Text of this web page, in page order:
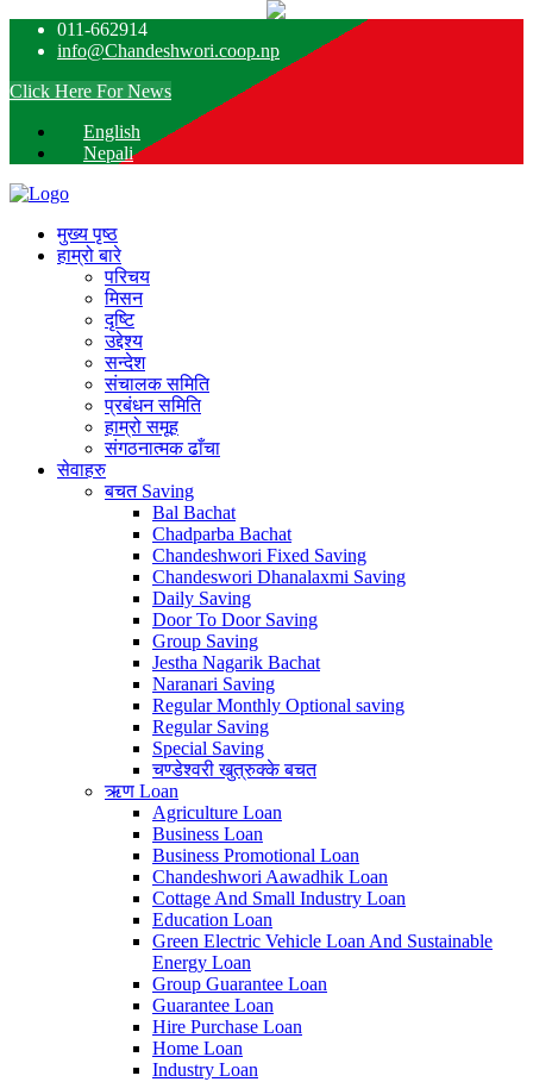
011-662914
info@Chandeshwori.coop.np
Click Here For News
English
Nepali
मुख्य पृष्ठ
हाम्रो बारे
परिचय
मिसन
दृष्टि
उद्देश्य
सन्देश
संचालक समिति
प्रबंधन समिति
हाम्रो समूह
संगठनात्मक ढाँचा
सेवाहरु
बचत Saving
Bal Bachat
Chadparba Bachat
Chandeshwori Fixed Saving
Chandeswori Dhanalaxmi Saving
Daily Saving
Door To Door Saving
Group Saving
Jestha Nagarik Bachat
Naranari Saving
Regular Monthly Optional saving
Regular Saving
Special Saving
चण्डेश्वरी खुत्रुक्के बचत
ऋण Loan
Agriculture Loan
Business Loan
Business Promotional Loan
Chandeshwori Aawadhik Loan
Cottage And Small Industry Loan
Education Loan
Green Electric Vehicle Loan And Sustainable
Energy Loan
Group Guarantee Loan
Guarantee Loan
Hire Purchase Loan
Home Loan
Industry Loan